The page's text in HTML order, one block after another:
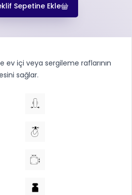
Sepetine Ekle
ev içi veya sergileme raflarının
sağlar.